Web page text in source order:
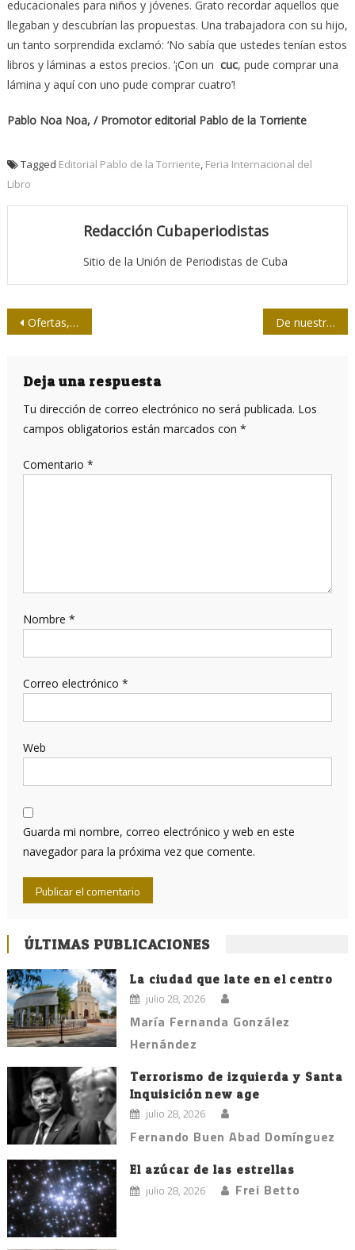
educacionales para niños y jóvenes. Grato recordar aquellos que
llegaban y descubrían las propuestas. Una trabajadora con su hijo,
un tanto sorprendida exclamó: ‘No sabía que ustedes tenían estos
libros y láminas a estos precios. ‘¡Con un cuc, pude comprar una
lámina y aquí con uno pude comprar cuatro’!
Pablo Noa Noa, / Promotor editorial Pablo de la Torriente
Tagged Editorial Pablo de la Torriente, Feria Internacional del
Libro
Redacción Cubaperiodistas
Sitio de la Unión de Periodistas de Cuba
Navegación
entradas
Ofertas, también en FIL 2017 De nuestra prensa/ Engaño en canchas de Coppelia
Deja una respuesta
Tu dirección de correo electrónico no será publicada. Los
campos obligatorios están marcados con *
Comentario *
Nombre *
Correo electrónico *
Web
Guarda mi nombre, correo electrónico y web en este
navegador para la próxima vez que comente.
ÚLTIMAS PUBLICACIONES
La ciudad que late en el centro
julio 28, 2026
María Fernanda González
Hernández
Terrorismo de izquierda y Santa
Inquisición new age
julio 28, 2026
Fernando Buen Abad Domínguez
El azúcar de las estrellas
julio 28, 2026 Frei Betto